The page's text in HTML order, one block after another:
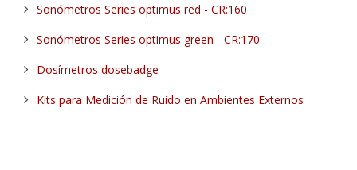
Sonómetros Series optimus red - CR:160
Sonómetros Series optimus green - CR:170
Dosímetros dosebadge
Kits para Medición de Ruido en Ambientes Externos